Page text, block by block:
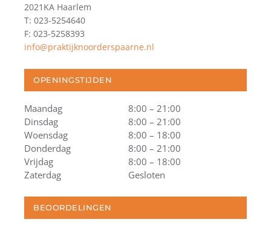
2021KA Haarlem
T: 023-5254640
F: 023-5258393
info@praktijknoorderspaarne.nl
OPENINGSTIJDEN
Maandag
8:00 – 21:00
Dinsdag
8:00 – 21:00
Woensdag
8:00 – 18:00
Donderdag
8:00 – 21:00
Vrijdag
8:00 – 18:00
Zaterdag
Gesloten
BEOORDELINGEN